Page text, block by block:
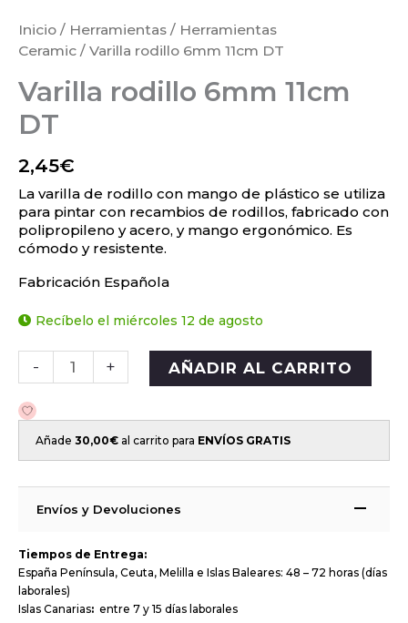
Inicio / Herramientas / Herramientas
Ceramic / Varilla rodillo 6mm 11cm DT
Varilla rodillo 6mm 11cm
DT
2,45€
La varilla de rodillo con mango de plástico se utiliza
para pintar con recambios de rodillos, fabricado con
polipropileno y acero, y mango ergonómico. Es
cómodo y resistente.
Fabricación Española
Recíbelo el miércoles 12 de agosto
- + AÑADIR AL CARRITO
Añade 30,00€ al carrito para ENVÍOS GRATIS
Envíos y Devoluciones
Tiempos de Entrega:
España Península, Ceuta, Melilla e Islas Baleares: 48 – 72 horas (días
laborales)
Islas Canarias: entre 7 y 15 días laborales